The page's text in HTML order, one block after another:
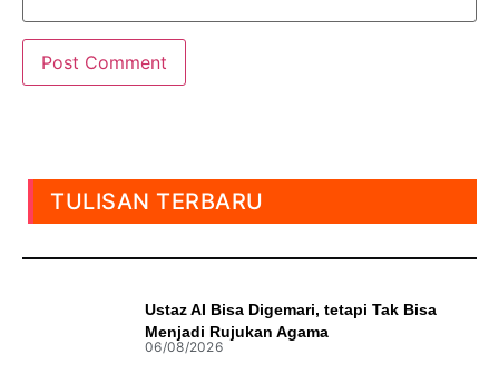
TULISAN TERBARU
Ustaz AI Bisa Digemari, tetapi Tak Bisa
Menjadi Rujukan Agama
06/08/2026